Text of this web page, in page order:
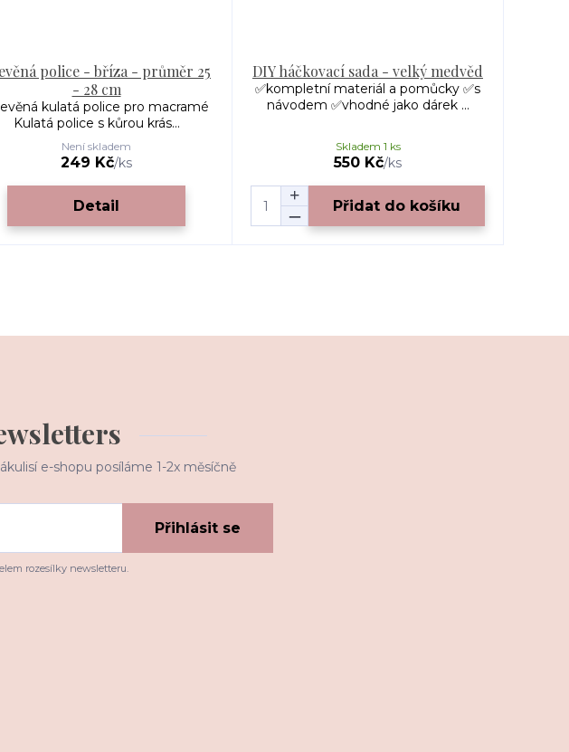
police - bříza - průměr 25
- 28 cm
kulatá police pro macramé
Kulatá police s kůrou krás...
249 Kč/ks
Není skladem
Detail
DIY háčkovací sada - velký medvěd
✅kompletní materiál a pomůcky ✅s
návodem ✅vhodné jako dárek ...
550 Kč/ks
Skladem 1 ks
Přidat do košíku
e-shopu posíláme 1-2x měsíčně
Přihlásit se
rozesílky newsletteru.